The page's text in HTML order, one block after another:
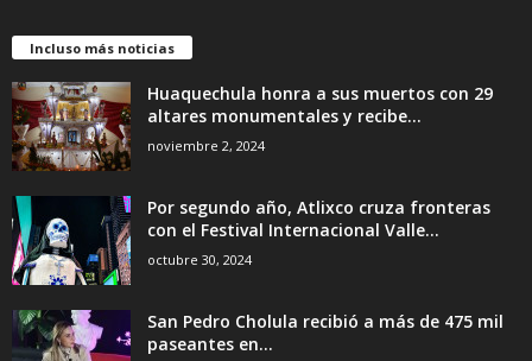
Incluso más noticias
Huaquechula honra a sus muertos con 29
altares monumentales y recibe...
noviembre 2, 2024
Por segundo año, Atlixco cruza fronteras
con el Festival Internacional Valle...
octubre 30, 2024
San Pedro Cholula recibió a más de 475 mil
paseantes en...